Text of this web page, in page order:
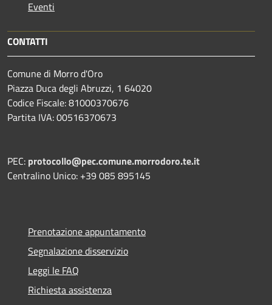
Eventi
CONTATTI
Comune di Morro d'Oro
Piazza Duca degli Abruzzi, 1 64020
Codice Fiscale: 81000370676
Partita IVA: 00516370673
PEC: protocollo@pec.comune.morrodoro.te.it
Centralino Unico: +39 085 895145
Prenotazione appuntamento
Segnalazione disservizio
Leggi le FAQ
Richiesta assistenza